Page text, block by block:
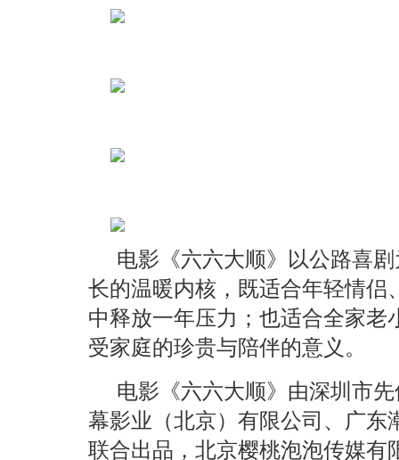
电影《六六大顺》以公路喜
长的温暖内核，既适合年轻情侣
中释放一年压力；也适合全家老
受家庭的珍贵与陪伴的意义。
电影《六六大顺》由深圳市
幕影业（北京）有限公司、广东
联合出品，北京樱桃泡泡传媒有